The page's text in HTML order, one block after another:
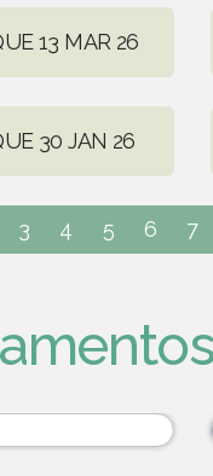
13 MAR 26
30 JAN 26
3 4 5 6 7